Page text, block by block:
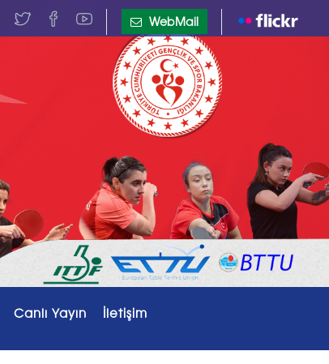
WebMail
Canlı Yayın İletişim